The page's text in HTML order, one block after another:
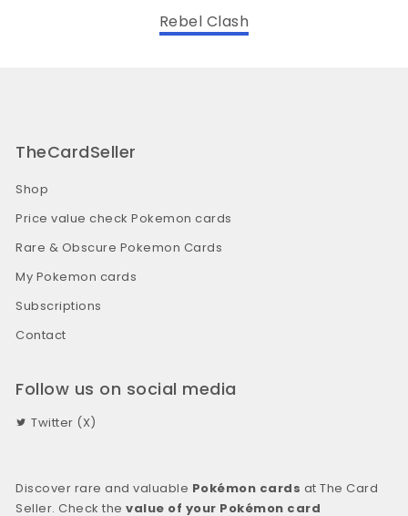
Rebel Clash
TheCardSeller
Shop
Price value check Pokemon cards
Rare & Obscure Pokemon Cards
My Pokemon cards
Subscriptions
Contact
Follow us on social media
Twitter (X)
Discover rare and valuable Pokémon cards at The Card
Seller. Check thevalue of your Pokémon card